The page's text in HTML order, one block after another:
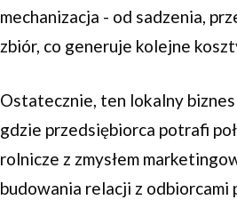
mechanizacja - od sadzenia,
zbiór, co generuje kolejne
Ostatecznie, ten lokalny
gdzie przedsiębiorca potrafi
rolnicze z zmysłem
budowania relacji z odbiorcami